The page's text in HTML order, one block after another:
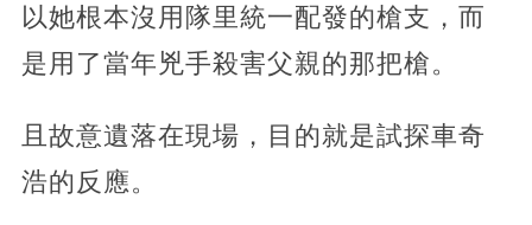
以她根本沒用隊里統一配發的槍支，而
是用了當年兇手殺害父親的那把槍。
且故意遺落在現場，目的就是試探車奇
浩的反應。